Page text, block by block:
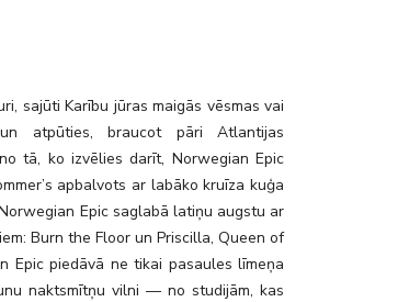
sajūti Karību jūras maigās vēsmas vai
atpūties, braucot pāri Atlantijas
tā, ko izvēlies darīt, Norwegian Epic
apbalvots ar labāko kruīza kuģa
Epic saglabā latiņu augstu ar
Burn the Floor un Priscilla, Queen of
Epic piedāvā ne tikai pasaules līmeņa
naktsmītņu vilni — no studijām, kas